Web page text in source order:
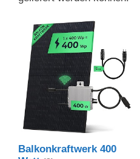
Balkonkraftwerk 400